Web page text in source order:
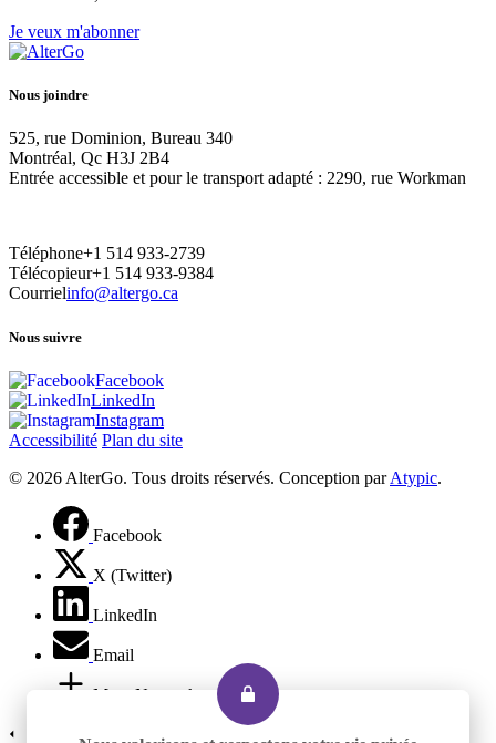
Je veux m'abonner
Nous joindre
525, rue Dominion, Bureau 340
Montréal, Qc H3J 2B4
Entrée accessible et pour le transport adapté : 2290, rue Workman
Téléphone+1 514 933-2739
Télécopieur+1 514 933-9384
Courrielinfo@altergo.ca
Nous suivre
Facebook
LinkedIn
Instagram
Accessibilité Plan du site
© 2026 AlterGo. Tous droits réservés. Conception parAtypic.
Facebook
X (Twitter)
LinkedIn
Email
More Networks